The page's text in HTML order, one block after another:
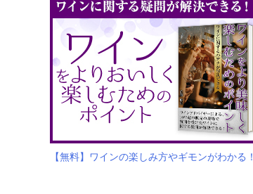
【無料】ワインの楽しみ方やギモンがわかる！